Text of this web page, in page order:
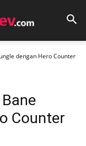
dengan Hero Counter
Counter